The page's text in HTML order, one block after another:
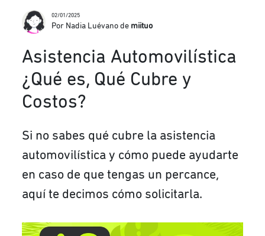
02/01/2025
Por Nadia Luévano de miituo
Asistencia Automovilística
¿Qué es, Qué Cubre y
Costos?
Si no sabes qué cubre la asistencia
automovilística y cómo puede ayudarte
en caso de que tengas un percance,
aquí te decimos cómo solicitarla.